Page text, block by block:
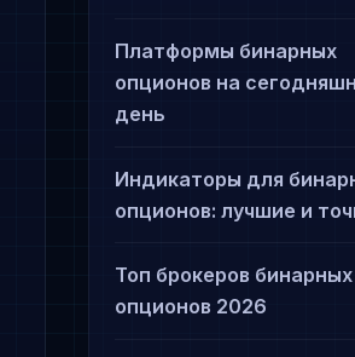
Платформы бинарных
опционов на
день
Индикаторы для
опционов: лучшие и
Топ брокеров бинарных
опционов 2026